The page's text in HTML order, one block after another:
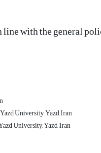
with the general
University, Yazd, Iran
University, Yazd, Iran